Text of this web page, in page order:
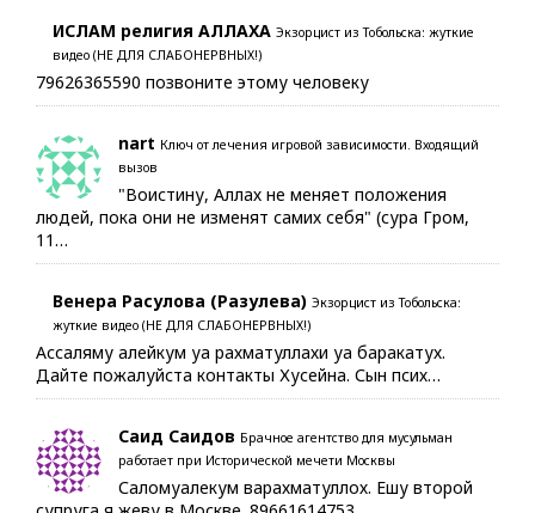
ИСЛАМ религия АЛЛАХА Экзорцист из Тобольска: жуткие
видео (НЕ ДЛЯ СЛАБОНЕРВНЫХ!)
79626365590 позвоните этому человеку
nart Ключ от лечения игровой зависимости. Входящий
вызов
"Воистину, Аллах не меняет положения
людей, пока они не изменят самих себя" (сура Гром,
11…
Венера Расулова (Разулева) Экзорцист из Тобольска:
жуткие видео (НЕ ДЛЯ СЛАБОНЕРВНЫХ!)
Ассаляму алейкум уа рахматуллахи уа баракатух.
Дайте пожалуйста контакты Хусейна. Сын псих…
Саид Саидов Брачное агентство для мусульман
работает при Исторической мечети Москвы
Саломуалекум варахматуллох. Ешу второй